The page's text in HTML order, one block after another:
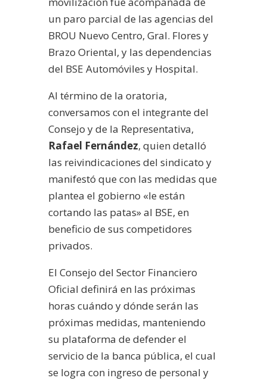
un paro parcial de las agencias del
BROU Nuevo Centro, Gral. Flores y
Brazo Oriental, y las dependencias
del BSE Automóviles y Hospital.
Al término de la oratoria,
conversamos con el integrante del
Consejo y de la Representativa,
Rafael Fernández, quien detalló
las reivindicaciones del sindicato y
manifestó que con las medidas que
plantea el gobierno «le están
cortando las patas» al BSE, en
beneficio de sus competidores
privados.
El Consejo del Sector Financiero
Oficial definirá en las próximas
horas cuándo y dónde serán las
próximas medidas, manteniendo
su plataforma de defender el
servicio de la banca pública, el cual
se logra con ingreso de personal y